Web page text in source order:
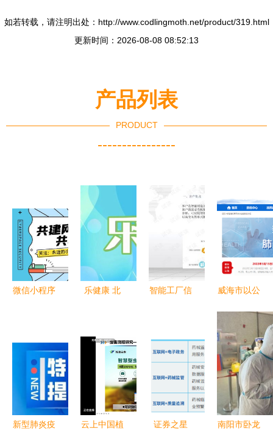
如若转载，请注明出处：http://www.codlingmoth.net/product/319.html
更新时间：2026-08-08 08:52:13
产品列表
PRODUCT
----------------
微信小程序
略
乐健康 北
甲流占99%
——国家卫
健委发布传
染病防控信
息
智能工厂信
与风险防范
指南
威海市以公
防控 信息
公开透明，
全民共筑防
线
新型肺炎疫 云上中国植 证券之星 南阳市卧龙